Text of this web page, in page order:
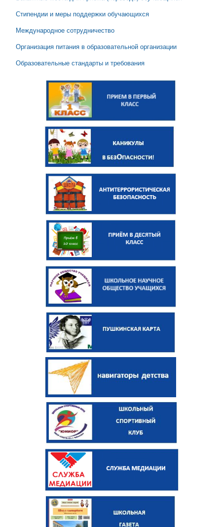
Стипендии и меры поддержки обучающихся
Международное сотрудничество
Организация питания в образовательной организации
Образовательные стандарты и требования